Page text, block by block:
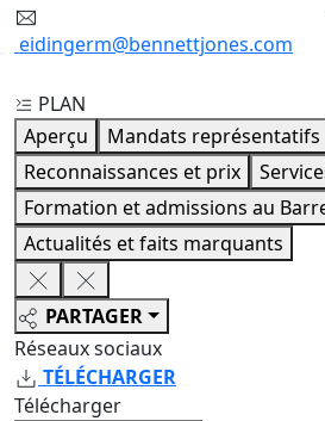
eidingerm@bennettjones.com
PLAN
Aperçu
Mandats représentatifs
Reconnaissances et prix
Formation et admissions au
Actualités et faits marquants
PARTAGER
Réseaux sociaux
TÉLÉCHARGER
Télécharger